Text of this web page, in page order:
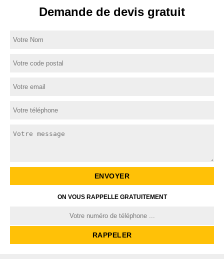
Demande de devis gratuit
ON VOUS RAPPELLE GRATUITEMENT